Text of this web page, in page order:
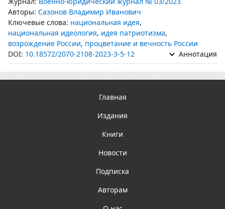
Авторы: Сазонов Владимир Иванович
Ключевые слова: национальная идея,
национальная идеология, идея патриотизма,
возрождение России, процветание и вечность России
DOI: 10.18572/2070-2108-2023-3-5-12 Аннотация
Главная
Издания
Книги
Новости
Подписка
Авторам